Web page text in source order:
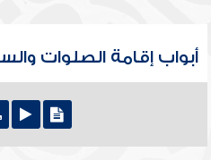
أبواب إقامة الصلوات